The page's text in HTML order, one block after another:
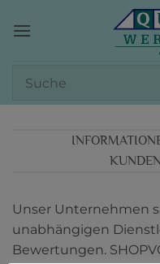
Inhalt
Unser Unternehmen
unabhängigen
Bewertungen.